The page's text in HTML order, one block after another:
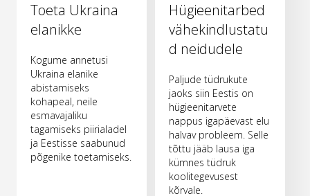
Toeta Ukraina
elanikke
Kogume annetusi
Ukraina elanike
abistamiseks
kohapeal, neile
esmavajaliku
tagamiseks piirialadel
ja Eestisse saabunud
põgenike toetamiseks.
Hügieenitarbed
vähekindlustatu
d neidudele
Paljude tüdrukute
jaoks siin Eestis on
hügieenitarvete
nappus igapäevast elu
halvav probleem. Selle
tõttu jääb lausa iga
kümnes tüdruk
koolitegevusest
kõrvale.